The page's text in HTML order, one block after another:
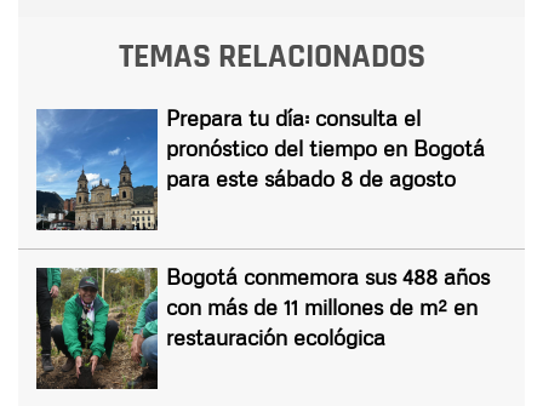
TEMAS RELACIONADOS
Prepara tu día: consulta el
pronóstico del tiempo en Bogotá
para este sábado 8 de agosto
Bogotá conmemora sus 488 años
con más de 11 millones de m² en
restauración ecológica